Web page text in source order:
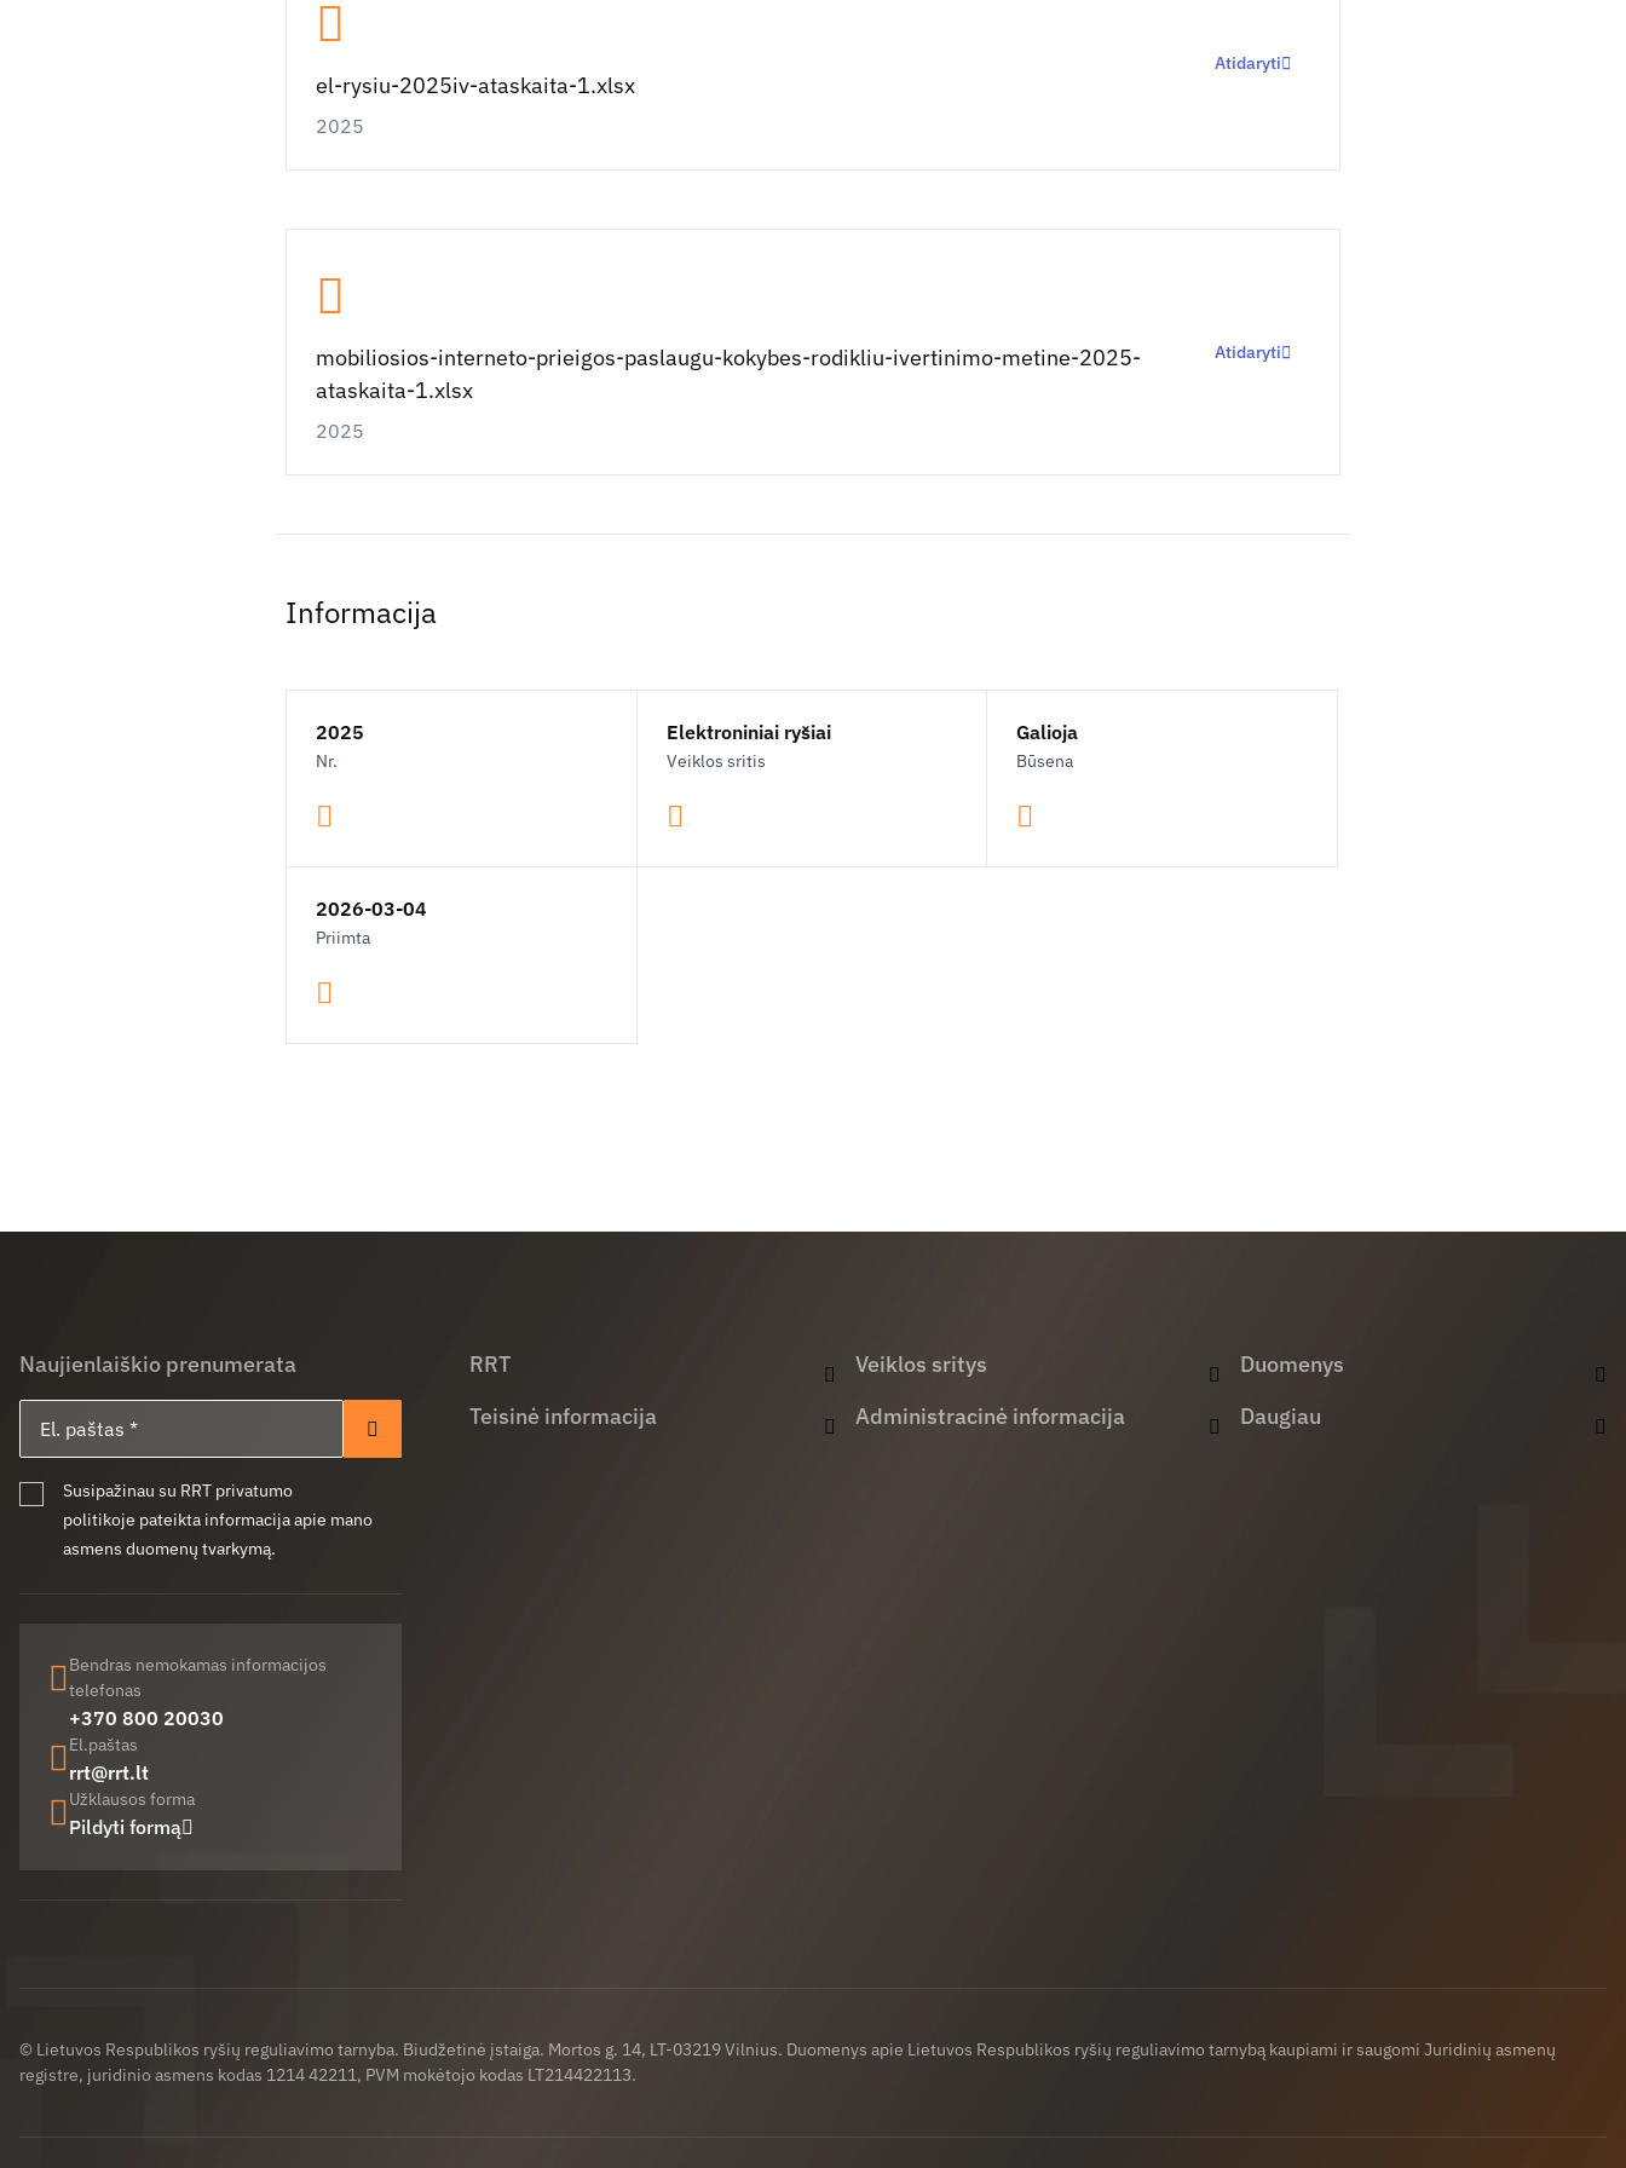
el-rysiu-2025iv-ataskaita-1.xlsx
2025
Atidaryti
mobiliosios-interneto-prieigos-paslaugu-kokybes-rodikliu-ivertinimo-metine-2025-
ataskaita-1.xlsx
2025
Atidaryti
Informacija
2025
Nr.
Elektroniniai ryšiai
Veiklos sritis
Galioja
Būsena
2026-03-04
Priimta
Naujienlaiškio prenumerata
Prenumeruoti
Susipažinau su RRT privatumo
politikoje pateikta informacija apie mano
asmens duomenų tvarkymą.
Bendras nemokamas informacijos
telefonas
+370 800 20030
El.paštas
rrt@rrt.lt
Užklausos forma
Pildyti formą
RRT
Teisinė informacija
Veiklos sritys
Administracinė informacija
Duomenys
Daugiau
© Lietuvos Respublikos ryšių reguliavimo tarnyba. Biudžetinė įstaiga. Mortos g. 14, LT-03219 Vilnius. Duomenys apie Lietuvos Respublikos ryšių reguliavimo tarnybą kaupiami ir saugomi Juridinių asmenų
registre, juridinio asmens kodas 1214 42211, PVM mokėtojo kodas LT214422113.